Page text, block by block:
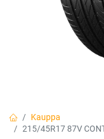
Kauppa
215/45R17 87V